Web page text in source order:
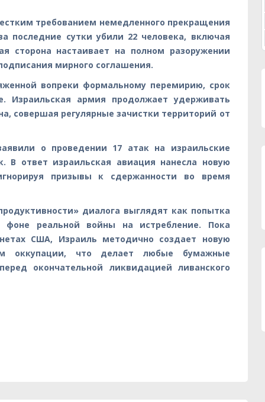
требованием немедленного прекращения
последние сутки убили 22 человека, включая
сторона настаивает на полном разоружении
мирного соглашения.
вопреки формальному перемирию, срок
Израильская армия продолжает удерживать
совершая регулярные зачистки территорий от
о проведении 17 атак на израильские
В ответ израильская авиация нанесла новую
призывы к сдержанности во время
диалога выглядят как попытка
реальной войны на истребление. Пока
США, Израиль методично создает новую
оккупации, что делает любые бумажные
окончательной ликвидацией ливанского